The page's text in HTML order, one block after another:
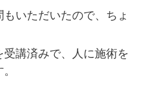
いただいたので、ちょ
講済みで、人に施術を